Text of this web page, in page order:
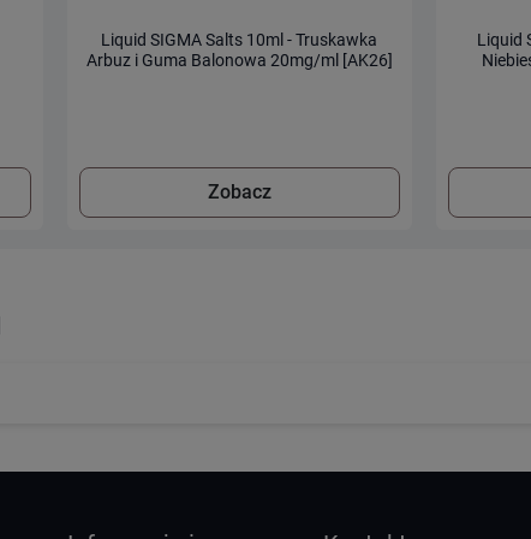
Liquid SIGMA Salts 10ml - Truskawka
Arbuz i Guma Balonowa 20mg/ml [AK26]
Zobacz
Liquid